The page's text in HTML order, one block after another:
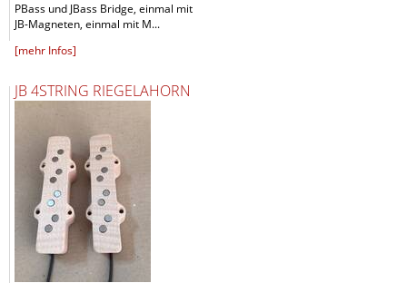
PBass und JBass Bridge, einmal mit
JB-Magneten, einmal mit M...
[mehr Infos]
JB 4STRING RIEGELAHORN